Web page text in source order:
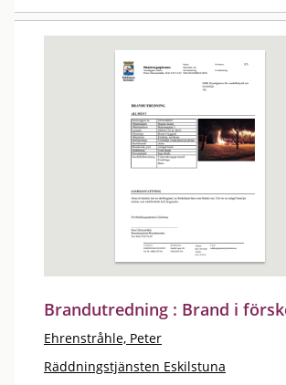
Brandutredning : Brand i
Ehrenstråhle, Peter
Räddningstjänsten Eskilstuna